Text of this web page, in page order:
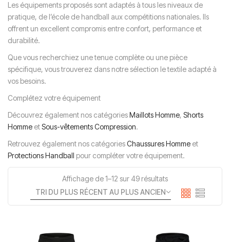
Les équipements proposés sont adaptés à tous les niveaux de
pratique, de l’école de handball aux compétitions nationales. Ils
offrent un excellent compromis entre confort, performance et
durabilité.
Que vous recherchiez une tenue complète ou une pièce
spécifique, vous trouverez dans notre sélection le textile adapté à
vos besoins.
Complétez votre équipement
Découvrez également nos catégoriesMaillots Homme, Shorts
Homme etSous-vêtements Compression.
Retrouvez également nos catégoriesChaussures Homme et
Protections Handball pour compléter votre équipement.
Affichage de 1–12 sur 49 résultats